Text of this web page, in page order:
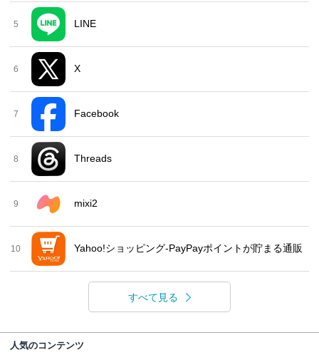
5 LINE
6 X
7 Facebook
8 Threads
9 mixi2
10 Yahoo!ショッピング-PayPayポイントが貯まる通販
すべて見る
人気のコンテンツ